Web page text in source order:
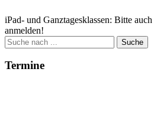
iPad- und Ganztagesklassen: Bitte
anmelden!
Suche
nach:
Termine